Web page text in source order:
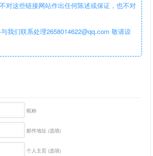
对这些链接网站作出任何陈述或保证，也不对
我们联系处理2658014622@qq.com 敬请谅
昵称
邮件地址 (选填)
个人主页 (选填)